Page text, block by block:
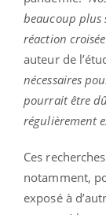
beaucoup plus
réaction
auteur de
nécessaires
pourrait être
régulièrement
Ces
notamment,
exposé à